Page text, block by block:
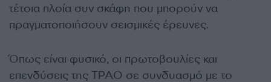
τέτοια πλοία συν σκάφη που μπορούν να
πραγματοποιήσουν σεισμικές έρευνες.
Όπως είναι φυσικό, οι πρωτοβουλίες και
επενδύσεις της ΤΡΑΟ σε συνδυασμό με το